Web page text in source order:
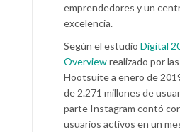
emprendedores y un
excelencia.
Según el estudio Digital
Overviewrealizado por
Hootsuite a enero de
de 2.271 millones de
parte Instagram contó
usuarios activos en un